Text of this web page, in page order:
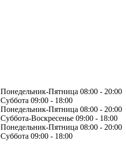
Понедельник-Пятница 08:00 - 20:00
Суббота 09:00 - 18:00
Понедельник-Пятница 08:00 - 20:00
Суббота-Воскресенье 09:00 - 18:00
Понедельник-Пятница 08:00 - 20:00
Суббота 09:00 - 18:00